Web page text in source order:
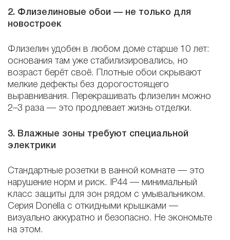
2. Флизелиновые обои — не только для
новостроек
Флизелин удобен в любом доме старше 10 лет:
основания там уже стабилизировались, но
возраст берёт своё. Плотные обои скрывают
мелкие дефекты без дорогостоящего
выравнивания. Перекрашивать флизелин можно
2–3 раза — это продлевает жизнь отделки.
3. Влажные зоны требуют специальной
электрики
Стандартные розетки в ванной комнате — это
нарушение норм и риск. IP44 — минимальный
класс защиты для зон рядом с умывальником.
Серия Donella с откидными крышками —
визуально аккуратно и безопасно. Не экономьте
на этом.